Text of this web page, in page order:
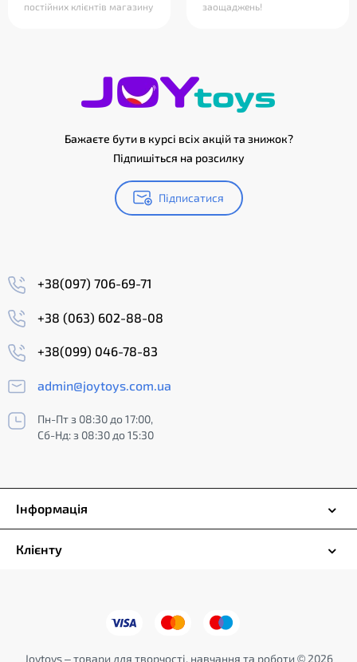
постійних клієнтів магазину
заощаджень!
Бажаєте бути в курсі всіх акцій та знижок?
Підпишіться на розсилку
Підписатися
+38(097) 706-69-71
+38 (063) 602-88-08
+38(099) 046-78-83
admin@joytoys.com.ua
Пн-Пт з 08:30 до 17:00,
Сб-Нд: з 08:30 до 15:30
Інформація
Клієнту
Joytoys – товари для творчості, навчання та роботи © 2026